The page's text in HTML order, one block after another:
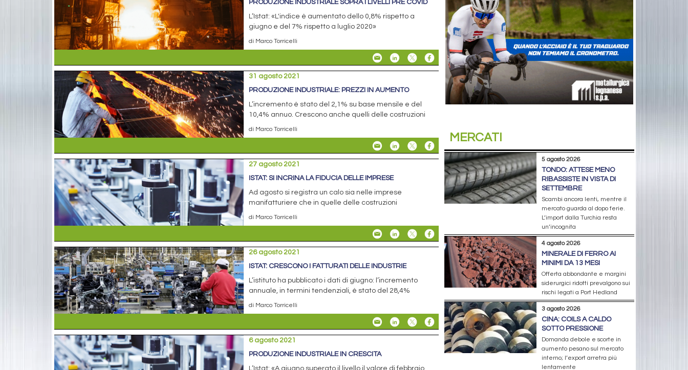
PRODUZIONE INDUSTRIALE SOPRA I LIVELLI PRE COVID
L’Istat: «L'indice è aumentato dello 0,8% rispetto a
giugno e del 7% rispetto a luglio 2020»
di Marco Torricelli
31 agosto 2021
PRODUZIONE INDUSTRIALE: PREZZI IN AUMENTO
L’incremento è stato del 2,1% su base mensile e del
10,4% annuo. Crescono anche quelli delle costruzioni
di Marco Torricelli
27 agosto 2021
ISTAT: SI INCRINA LA FIDUCIA DELLE IMPRESE
Ad agosto si registra un calo sia nelle imprese
manifatturiere che in quelle delle costruzioni
di Marco Torricelli
26 agosto 2021
ISTAT: CRESCONO I FATTURATI DELLE INDUSTRIE
L’istituto ha pubblicato i dati di giugno: l’incremento
annuale, in termini tendenziali, è stato del 28,4%
di Marco Torricelli
6 agosto 2021
PRODUZIONE INDUSTRIALE IN CRESCITA
MERCATI
5 agosto 2026
TONDO: ATTESE MENO
RIBASSISTE IN VISTA DI
SETTEMBRE
Scambi ancora lenti, mentre il
mercato guarda al dopo ferie.
L’import dalla Turchia resta
un’incognita
4 agosto 2026
MINERALE DI FERRO AI
MINIMI DA 13 MESI
Offerta abbondante e margini
siderurgici ridotti prevalgono sui
rischi legati a Port Hedland
3 agosto 2026
CINA: COILS A CALDO
SOTTO PRESSIONE
Domanda debole e scorte in
aumento pesano sul mercato
interno; l’export arretra più
lentamente